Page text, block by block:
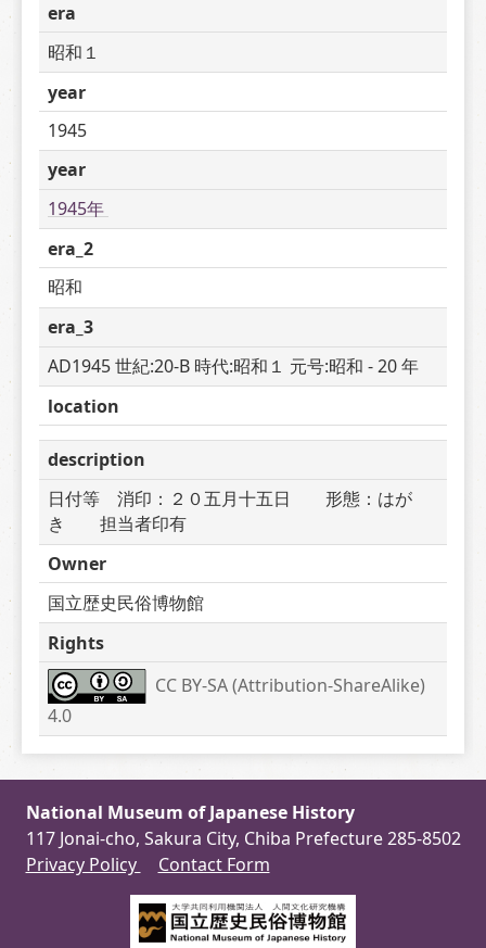
era
昭和１
year
1945
year
1945年
era_2
昭和
era_3
AD1945 世紀:20-B 時代:昭和１ 元号:昭和 - 20 年
location
description
日付等　消印：２０五月十五日　　形態：はが
き　　担当者印有
Owner
国立歴史民俗博物館
Rights
CC BY-SA (Attribution-ShareAlike)
4.0
National Museum of Japanese History
117 Jonai-cho, Sakura City, Chiba Prefecture 285-8502
Privacy Policy
Contact Form